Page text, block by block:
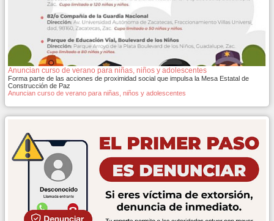
Anuncian curso de verano para niñas, niños y adolescentes
Forma parte de las acciones de proximidad social que impulsa la Mesa Estatal de
Construcción de Paz
Anuncian curso de verano para niñas, niños y adolescentes